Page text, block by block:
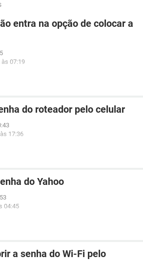
entra na opção de colocar a
às 07:19
do roteador pelo celular
17:36
do Yahoo
04:45
a senha do Wi-Fi pelo